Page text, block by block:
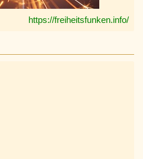
https://freiheitsfunken.info/